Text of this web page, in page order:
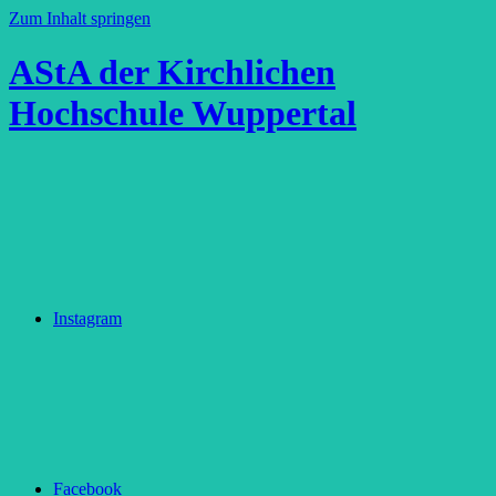
Zum Inhalt springen
AStA der Kirchlichen
Hochschule Wuppertal
Instagram
Facebook